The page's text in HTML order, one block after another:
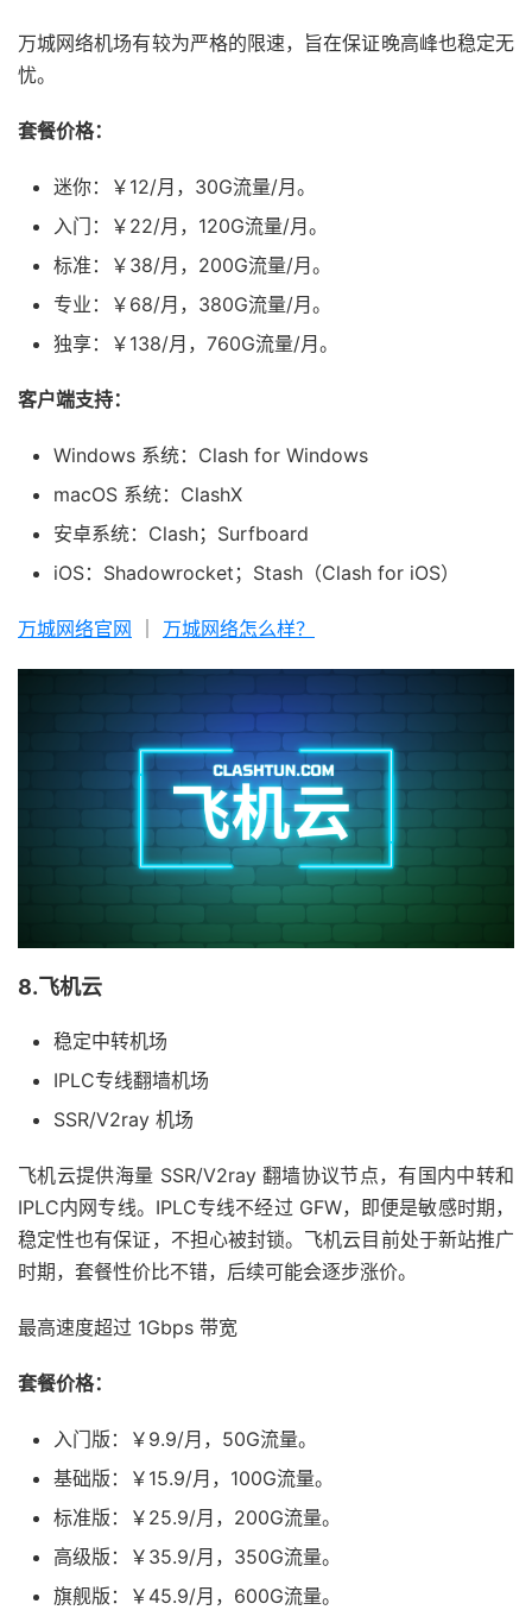
万城网络机场有较为严格的限速，旨在保证晚高峰也稳定无
忧。
套餐价格：
迷你：￥12/月，30G流量/月。
入门：￥22/月，120G流量/月。
标准：￥38/月，200G流量/月。
专业：￥68/月，380G流量/月。
独享：￥138/月，760G流量/月。
客户端支持：
Windows 系统：Clash for Windows
macOS 系统：ClashX
安卓系统：Clash；Surfboard
iOS：Shadowrocket；Stash（Clash for iOS）
万城网络官网 万城网络怎么样？
8.飞机云
稳定中转机场
IPLC专线翻墙机场
SSR/V2ray 机场
飞机云提供海量 SSR/V2ray 翻墙协议节点，有国内中转和
IPLC内网专线。IPLC专线不经过 GFW，即便是敏感时期，
稳定性也有保证，不担心被封锁。飞机云目前处于新站推广
时期，套餐性价比不错，后续可能会逐步涨价。
最高速度超过 1Gbps 带宽
套餐价格：
入门版：￥9.9/月，50G流量。
基础版：￥15.9/月，100G流量。
标准版：￥25.9/月，200G流量。
高级版：￥35.9/月，350G流量。
旗舰版：￥45.9/月，600G流量。